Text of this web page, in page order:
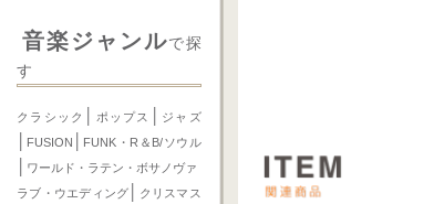
音楽ジャンルで探
す
クラシック ポップス ジャズ
FUSION FUNK・R＆B/ソウル
ワールド・ラテン・ボサノヴァ
ラブ・ウエディング
クリスマス